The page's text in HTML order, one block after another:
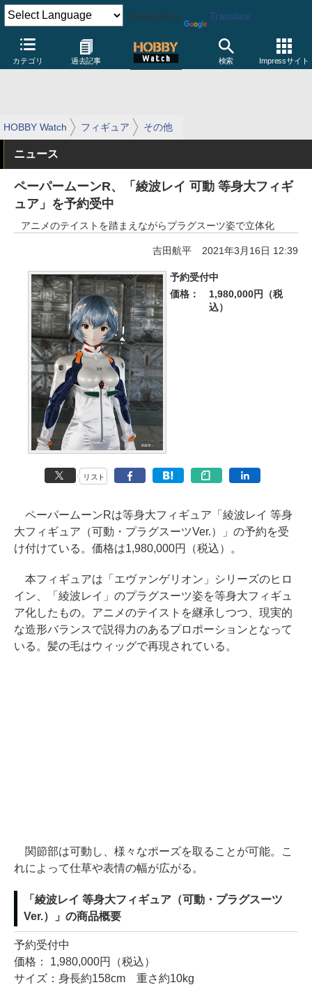
Powered by Translate
カテゴリ 過去記事 検索 Impressサイト
HOBBY Watch フィギュア その他
ニュース
ペーパームーンR、「綾波レイ 可動 等身大フィギ
ュア」を予約受中
アニメのテイストを踏まえながらプラグスーツ姿で立体化
吉田航平 2021年3月16日 12:39
予約受付中
価格：
1,980,000円（税
込）
リスト
ペーパームーンRは等身大フィギュア「綾波レイ 等身
大フィギュア（可動・プラグスーツVer.）」の予約を受
け付けている。価格は1,980,000円（税込）。
本フィギュアは「エヴァンゲリオン」シリーズのヒロ
イン、「綾波レイ」のプラグスーツ姿を等身大フィギュ
ア化したもの。アニメのテイストを継承しつつ、現実的
な造形バランスで説得力のあるプロポーションとなって
いる。髪の毛はウィッグで再現されている。
関節部は可動し、様々なポーズを取ることが可能。こ
れによって仕草や表情の幅が広がる。
「綾波レイ 等身大フィギュア（可動・プラグスーツ
Ver.）」の商品概要
予約受付中
価格： 1,980,000円（税込）
サイズ：身長約158cm 重さ約10kg